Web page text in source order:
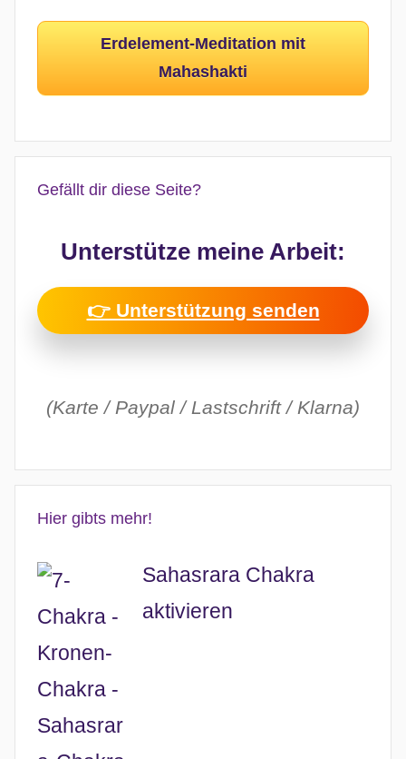
Erdelement-Meditation mit
Mahashakti
Gefällt dir diese Seite?
Unterstütze meine Arbeit:
👉 Unterstützung senden
(Karte / Paypal / Lastschrift / Klarna)
Hier gibts mehr!
Sahasrara Chakra
aktivieren